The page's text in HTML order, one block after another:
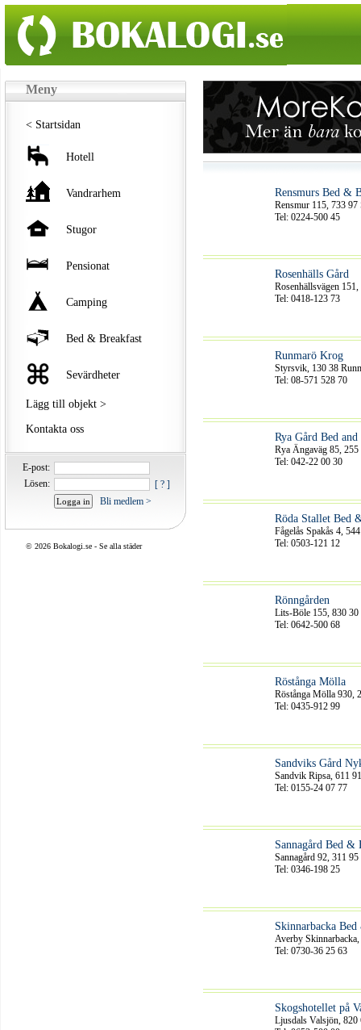
Meny
< Startsidan
Hotell
Vandrarhem
Stugor
Pensionat
Camping
Bed & Breakfast
Sevärdheter
Lägg till objekt >
Kontakta oss
E-post:
Lösen:
[ ? ]
Bli medlem >
© 2026 Bokalogi.se - Se alla städer
Rensmurs Bed &
Rensmur 115, 733
Tel: 0224-500 45
Rosenhälls Gård
Rosenhällsvägen
Tel: 0418-123 73
Runmarö Krog
Styrsvik, 130 38
Tel: 08-571 528 70
Rya Gård Bed
Rya Ängaväg 85,
Tel: 042-22 00 30
Röda Stallet Bed
Fågelås Spakås 4,
Tel: 0503-121 12
Rönngården
Lits-Böle 155, 830
Tel: 0642-500 68
Röstånga Mölla
Röstånga Mölla 930,
Tel: 0435-912 99
Sandviks Gård
Sandvik Ripsa, 611
Tel: 0155-24 07 77
Sannagård Bed &
Sannagård 92, 311
Tel: 0346-198 25
Skinnarbacka
Averby
Tel: 0730-36 25 63
Skogshotellet på
Ljusdals Valsjön,